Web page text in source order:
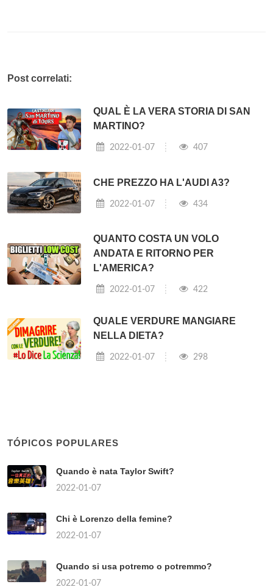
Post correlati:
QUAL È LA VERA STORIA DI SAN
MARTINO?
2022-01-07 407
CHE PREZZO HA L'AUDI A3?
2022-01-07 434
QUANTO COSTA UN VOLO
ANDATA E RITORNO PER
L'AMERICA?
2022-01-07 422
QUALE VERDURE MANGIARE
NELLA DIETA?
2022-01-07 298
TÓPICOS POPULARES
Quando è nata Taylor Swift?
2022-01-07
Chi è Lorenzo della femine?
2022-01-07
Quando si usa potremo o potremmo?
2022-01-07